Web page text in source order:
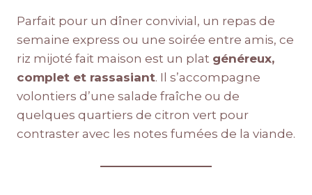
Parfait pour un dîner convivial, un repas de
semaine express ou une soirée entre amis, ce
riz mijoté fait maison est un plat généreux,
complet et rassasiant. Il s’accompagne
volontiers d’une salade fraîche ou de
quelques quartiers de citron vert pour
contraster avec les notes fumées de la viande.